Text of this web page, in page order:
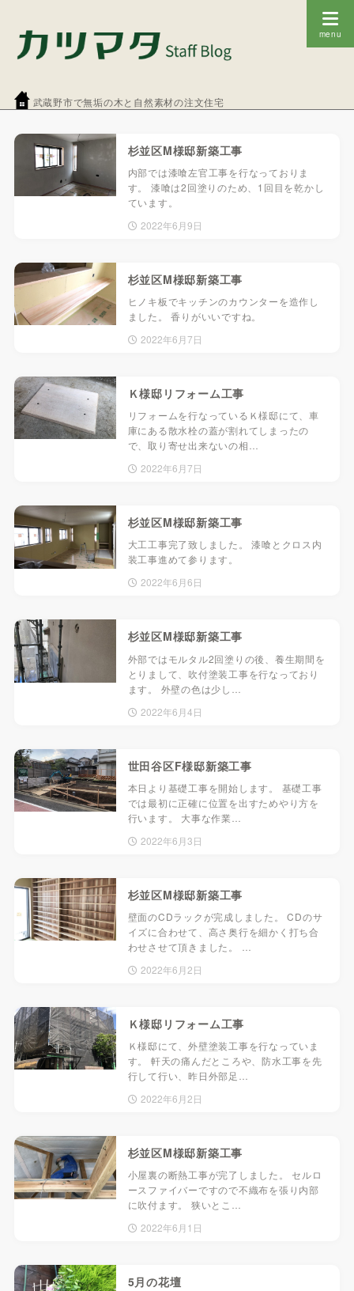
武蔵野市で無垢の木と自然素材の注文住宅
杉並区M様邸新築工事
内部では漆喰左官工事を行なっておりま
す。 漆喰は2回塗りのため、1回目を乾かし
ています。
2022年6月9日
杉並区M様邸新築工事
ヒノキ板でキッチンのカウンターを造作し
ました。 香りがいいですね。
2022年6月7日
Ｋ様邸リフォーム工事
リフォームを行なっているＫ様邸にて、車
庫にある散水栓の蓋が割れてしまったの
で、取り寄せ出来ないの相…
2022年6月7日
杉並区M様邸新築工事
大工工事完了致しました。 漆喰とクロス内
装工事進めて参ります。
2022年6月6日
杉並区M様邸新築工事
外部ではモルタル2回塗りの後、養生期間を
とりまして、吹付塗装工事を行なっており
ます。 外壁の色は少し…
2022年6月4日
世田谷区F様邸新築工事
本日より基礎工事を開始します。 基礎工事
では最初に正確に位置を出すためやり方を
行います。 大事な作業…
2022年6月3日
杉並区M様邸新築工事
壁面のCDラックが完成しました。 CDのサ
イズに合わせて、高さ奥行を細かく打ち合
わせさせて頂きました。 …
2022年6月2日
Ｋ様邸リフォーム工事
Ｋ様邸にて、外壁塗装工事を行なっていま
す。 軒天の痛んだところや、防水工事を先
行して行い、昨日外部足…
2022年6月2日
杉並区M様邸新築工事
小屋裏の断熱工事が完了しました。 セルロ
ースファイバーですので不織布を張り内部
に吹付ます。 狭いとこ…
2022年6月1日
5月の花壇